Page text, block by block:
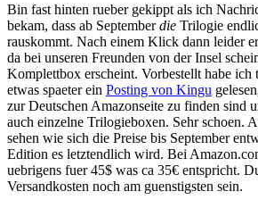
Bin fast hinten rueber gekippt als ich
bekam, dass ab Septemberdie Trilogie
rauskommt. Nach einem Klick dann leider
da bei unseren Freunden von der Insel
Komplettbox erscheint. Vorbestellt habe ich
etwas spaeter ein Posting von Kingu
zur Deutschen Amazonseite zu finden sind
auch einzelne Trilogieboxen. Sehr schoen.
sehen wie sich die Preise bis September
Edition es letztendlich wird. Bei
uebrigens fuer 45$ was ca 35€ entspricht.
Versandkosten noch am guenstigsten sein.